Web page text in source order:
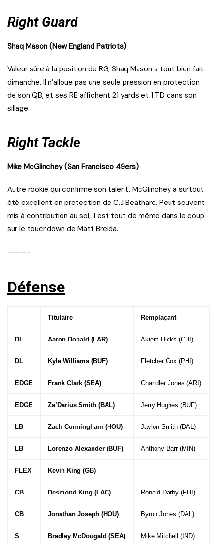
Right Guard
Shaq Mason (New England Patriots)
Valeur sûre à la position de RG, Shaq Mason a tout bien fait
dimanche. Il n’alloue pas une seule pression en protection
de son QB, et ses RB affichent 21 yards et 1 TD dans son
sillage.
Right Tackle
Mike McGlinchey (San Francisco 49ers)
Autre rookie qui confirme son talent, McGlinchey a surtout
été excellent en protection de C.J Beathard. Peut souvent
mis à contribution au sol, il est tout de même dans le coup
sur le touchdown de Matt Breida.
———-
Défense
Titulaire Remplaçant
DL Aaron Donald (LAR) Akiem Hicks (CHI)
DL Kyle Williams (BUF) Fletcher Cox (PHI)
EDGE Frank Clark (SEA) Chandler Jones (ARI)
EDGE Za’Darius Smith (BAL) Jerry Hughes (BUF)
LB Zach Cunningham (HOU) Jaylon Smith (DAL)
LB Lorenzo Alexander (BUF) Anthony Barr (MIN)
FLEX Kevin King (GB)
CB Desmond King (LAC) Ronald Darby (PHI)
CB Jonathan Joseph (HOU) Byron Jones (DAL)
S Bradley McDougald (SEA) Mike Mitchell (IND)